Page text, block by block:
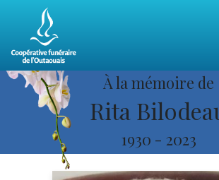
À la mémoire de
Rita
1930 - 2023